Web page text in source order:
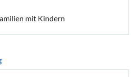
mit Kindern